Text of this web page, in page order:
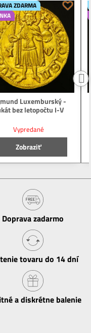
ZDARMA
Luxemburský -
bez letopočtu I-V
Vypredané
Zobraziť
Doprava zadarmo
tovaru do 14 dní
a diskrétne balenie